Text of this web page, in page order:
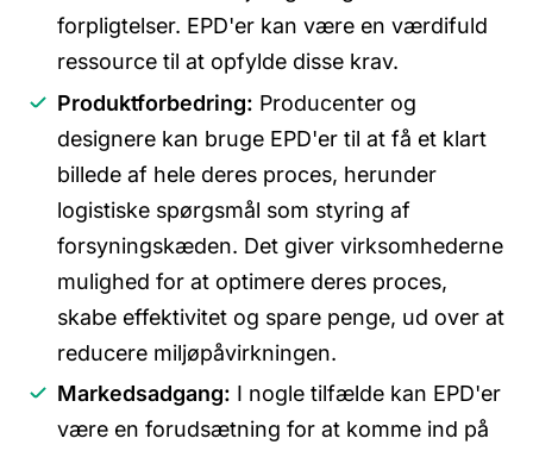
forpligtelser. EPD'er kan være en værdifuld
ressource til at opfylde disse krav.
Produktforbedring: Producenter og
designere kan bruge EPD'er til at få et klart
billede af hele deres proces, herunder
logistiske spørgsmål som styring af
forsyningskæden. Det giver virksomhederne
mulighed for at optimere deres proces,
skabe effektivitet og spare penge, ud over at
reducere miljøpåvirkningen.
Markedsadgang: I nogle tilfælde kan EPD'er
være en forudsætning for at komme ind på